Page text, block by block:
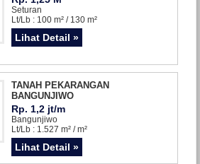
Seturan
Lt/Lb : 100 m² / 130 m²
Lihat Detail »
TANAH PEKARANGAN
BANGUNJIWO
Rp. 1,2 jt/m
Bangunjiwo
Lt/Lb : 1.527 m² / m²
Lihat Detail »